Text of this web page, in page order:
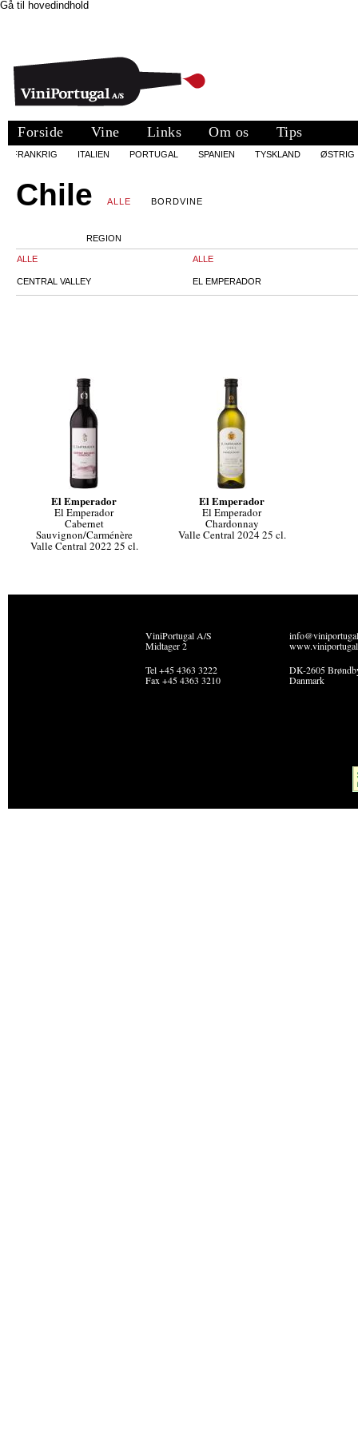
Gå til hovedindhold
Forside Vine Links Om os Tips
FRANKRIG ITALIEN PORTUGAL SPANIEN TYSKLAND ØSTRIG
Chile ALLE BORDVINE
REGION
ALLE
CENTRAL VALLEY
ALLE
EL EMPERADOR
El Emperador
El Emperador
Cabernet
Sauvignon/Carménère
Valle Central 2022 25 cl.
El Emperador
El Emperador
Chardonnay
Valle Central 2024 25 cl.
ViniPortugal A/S
Midtager 2
Tel +45 4363 3222
Fax +45 4363 3210
DK-2605
Danmark